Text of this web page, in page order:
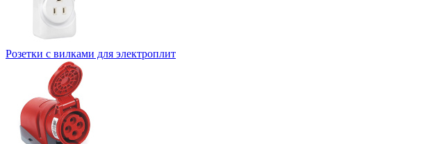
Розетки с вилками для электроплит